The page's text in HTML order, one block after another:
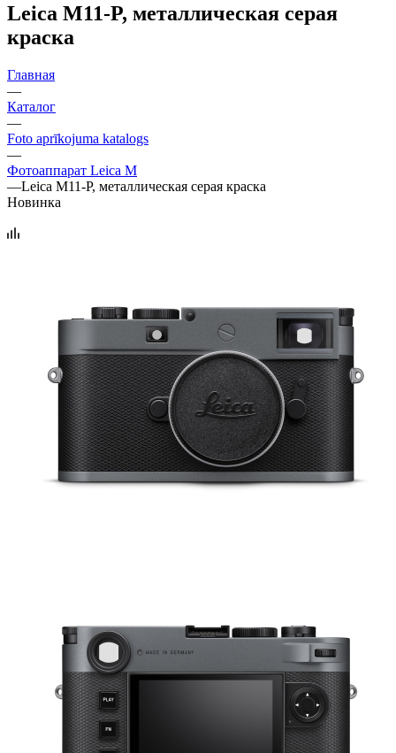
Leica M11-P, металлическая серая
краска
Главная
—
Каталог
—
Foto aprīkojuma katalogs
—
Фотоаппарат Leica M
—Leica M11-P, металлическая серая краска
Новинка